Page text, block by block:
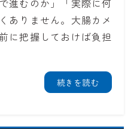
進むのか」「実際に何
ありません。大腸カメ
に把握しておけば負担
続きを読む